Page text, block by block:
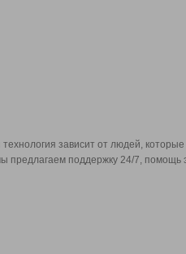
зависит от людей, которые
предлагаем поддержку 24/7, помощь